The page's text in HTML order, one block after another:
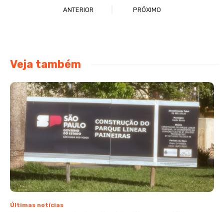
ANTERIOR PRÓXIMO
Veja também
Últimas notícias